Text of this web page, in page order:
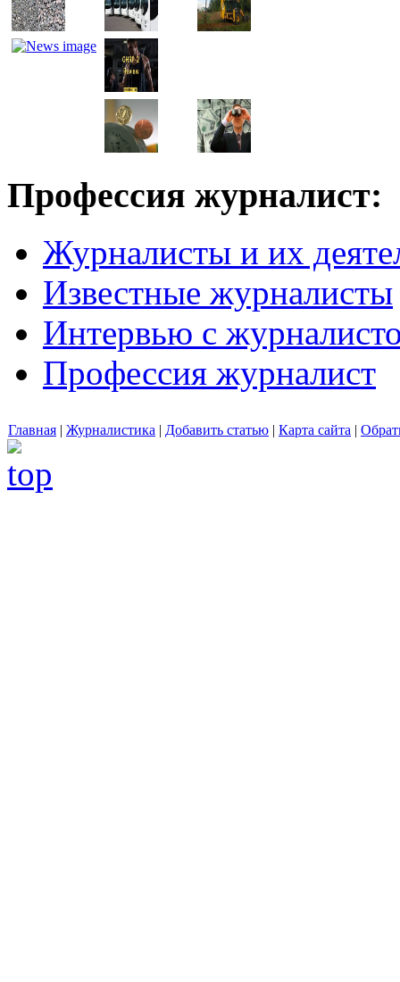
Профессия журналист:
Журналисты и их
Известные журналисты
Интервью с
Профессия журналист
Главная | Журналистика | Добавить статью | Карта сайта |